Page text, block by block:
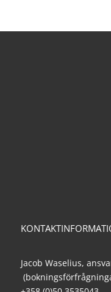
Jacob Waselius,